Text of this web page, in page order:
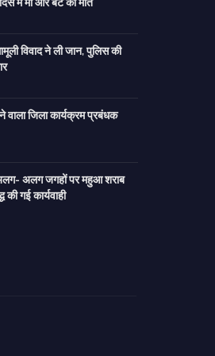
विवाद ने ली जान, पुलिस की
वाला जिला कार्यक्रम प्रबंधक
अलग- अलग जगहों पर महुआ शराब
की गई कार्यवाही